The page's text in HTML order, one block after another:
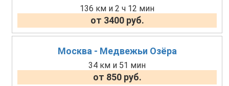
136 км и 2 ч 12 мин
от 3400 руб.
Москва - Медвежьи Озёра
34 км и 51 мин
от 850 руб.